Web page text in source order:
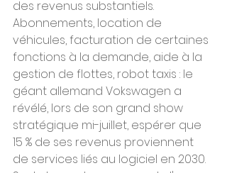
des revenus substantiels.
Abonnements, location de
véhicules, facturation de certaines
fonctions à la demande, aide à la
gestion de flottes, robot taxis : le
géant allemand Vokswagen a
révélé, lors de son grand show
stratégique mi-juillet, espérer que
15 % de ses revenus proviennent
de services liés au logiciel en 2030.